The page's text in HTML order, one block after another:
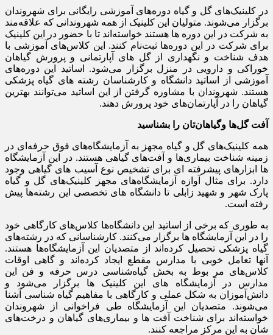
در کلینیک‌های گل و گیاه دوره‌های آموزشی رایگانی برای شهروندان
برگزار می‌شوند. متولیان این کلینیک از همه شهروندانی که علاقه‌مند
به شرکت در این دوره ها هستند خواسته‌اند تا با حضور در این کلینیک
برای شرکت در این دوره‌ها ثبت‌نام کنند. این کلاس‌های آموزشی با
هدف شناخت و نگهداری از گل های آپارتمانی و پرورش گیاهان
خوراکی و دارویی در منزل برگزار می‌شود. اساتید این دوره‌های
آموزشی از اساتید دانشگاه و کارشناسان رشته های گیاه پزشکی
هستند. شهروندان با مشاوره گرفتن از این اساتید می‌توانند بهترین
گیاهان را در آپارتمان‌های خود پرورش دهند.
آفت گل‌ها وگیاهان‌تان را بشناسید
همه کلینیک‌های گل و گیاه مجهز به آزمایشگاه‌های فوق حرفه‌ای در
زمینه شناخت بیماری‌ها و آفت‌های گیاهی هستند. در این آزمایشگاه
ها ابزارهای پیشرفته ای برای تشخیص نوع آسیب های گیاهی وجود
دارد. برای مثال آوازه آزمایشگاه‌های مجهز کلینیک‌های گل و گیاه
پارک شهر و شهید زابلی تا دانشگاه های تخصصی این رشته‌ها پیش
رفته است.
به طوری که برخی از اساتید این دانشگاه‌ها کلاس‌های کارگاهی خود
را در این آزمایشگاه ها برگزار می‌کنند. کارشناسانی که در رشته‌های
گیاه پزشکی تحصیل کرده‌اند از متصدیان این آزمایشگاه‌ها هستند.
آنها تعامل خوبی با مدارس مقطع ایجاد کرده‌اند و گاهی اوقات
کلاس‌های مر بوط به بخش گیاه‌شناسی درس حرفه و فن این
مدارس در آزمایشگاه های این کلینیک ها برگزار می‌شود و
دانش‌آموزان به شکل عملی و کارگاهی با مفاهیم گیاه شناسی آشنا
می‌شوند. متصدیان این آزمایشگاه طی فراخوانی از شهروندان
خواسته‌اند برای شناخت آفت ها و بیماری‌های گیاهان و درخت‌های
شان به این مرکز مراجعه کنند.